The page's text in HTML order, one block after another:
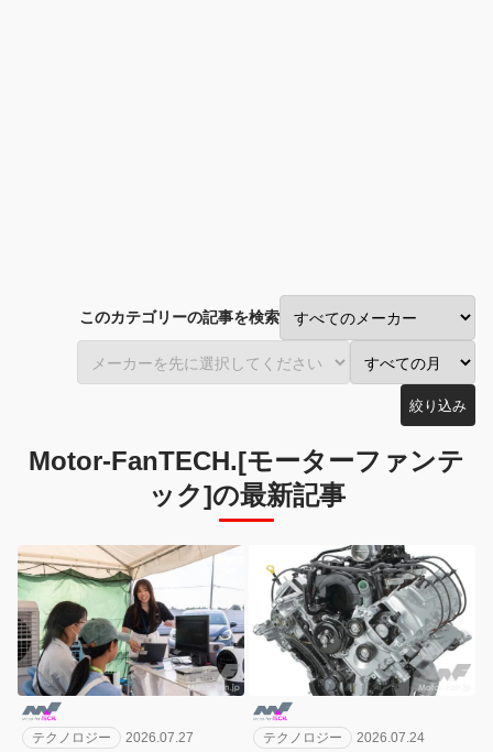
このカテゴリーの記事を検索
絞り込み
Motor-FanTECH.[モーターファンテ
ック]の最新記事
テクノロジー 2026.07.27 テクノロジー 2026.07.24